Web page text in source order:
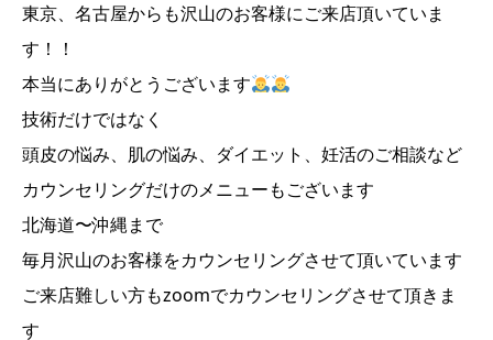
東京、名古屋からも沢山のお客様にご来店頂いていま
す！！
本当にありがとうございます
技術だけではなく
頭皮の悩み、肌の悩み、ダイエット、妊活のご相談など
カウンセリングだけのメニューもございます
北海道〜沖縄まで
毎月沢山のお客様をカウンセリングさせて頂いています
ご来店難しい方もzoomでカウンセリングさせて頂きま
す